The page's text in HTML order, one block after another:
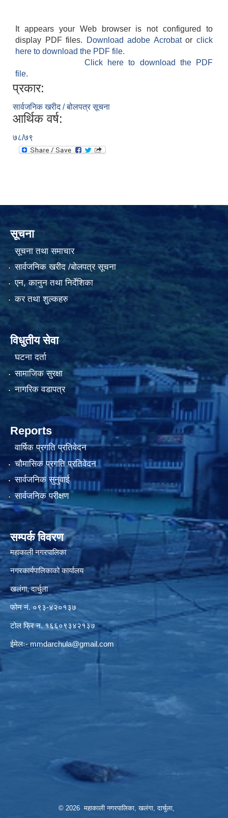
It appears your Web browser is not configured to
display PDF files.
Download adobe Acrobatorclick
here to download the PDF file.
Click here to download the PDF
file.
प्रकार:
सार्वजनिक खरीद / बोलपत्र सूचना
आर्थिक वर्ष:
७८/७९
सूचना
सूचना तथा समाचार
सार्वजनिक खरीद /बोलपत्र सूचना
एन, कानुन तथा निर्देशिका
कर तथा शुल्कहरु
विधुतीय सेवा
घटना दर्ता
सामाजिक सुरक्षा
नागरिक वडापत्र
Reports
वार्षिक प्रगति प्रतिवेदन
चौमासिक प्रगति प्रतिवेदन
सार्वजनिक सुनुवाई
सार्वजनिक परीक्षण
सम्पर्क विवरण
महाकाली नगरपालिका
नगरकार्यपालिकाको कार्यालय
खलंगा, दार्चुला
फोन नं. ०९३-४२०१३७
टोल फ्रि न. १६६०९३४२१३७
ईमेलः-mmdarchula@gmail.com
© 2026 महाकाली नगरपालिका, खलंगा, दार्चुला,